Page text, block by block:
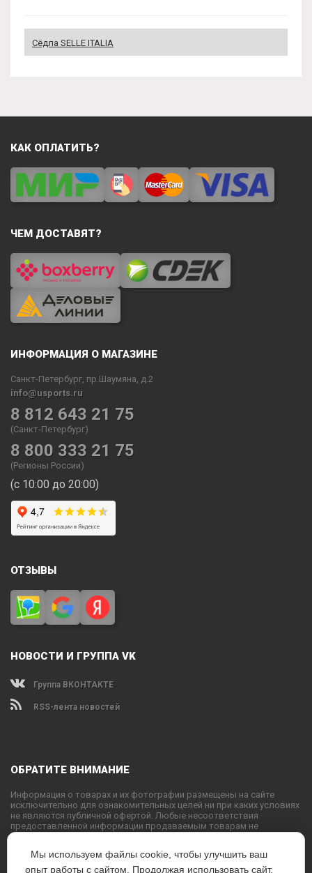
Сёдла SELLE ITALIA
КАК ОПЛАТИТЬ?
ЧЕМ ДОСТАВЯТ?
ИНФОРМАЦИЯ О МАГАЗИНЕ
Санкт-Петербург, пр.Шаумяна, д.2
info@usports.ru
8 812 643 21 75
(Санкт-Петербург)
8 800 333 21 75
(Регионы России)
(с 10:00 до 20:00)
ОТЗЫВЫ
НОВОСТИ И ГРУППА VK
Группа ВКОНТАКТЕ
RSS-лента новостей
ОБРАТИТЕ ВНИМАНИЕ
Информация о товарах и их фотографии размещены на сайте
исключительно для ознакомительных целей ни при каких условиях
не являются публичной офертой. Любые несоответствия
предоставленной информации продаваемым товарам не
являются основанием для претензий, так как внешний вид и
свое усмотрение.
Мы используем файлы cookie, чтобы улучшить ваш
опыт работы с сайтом. Продолжая использовать сайт,